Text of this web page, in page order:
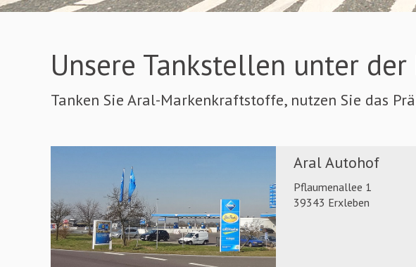
Unsere Tankstellen unter
Tanken Sie Aral-Markenkraftstoffe, nutzen Sie das
Aral Autohof
Pflaumenallee 1
39343 Erxleben